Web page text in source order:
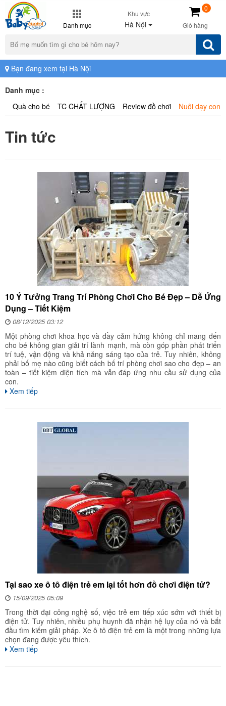
Danh mục
Khu vực
Hà Nội Giỏ hàng
0
Bạn đang xem tại Hà Nội
Danh mục :
Quà cho bé
TC CHẤT LƯỢNG Review đồ chơi Nuôi dạy con
Tin tức
10 Ý Tưởng Trang Trí Phòng Chơi Cho Bé Đẹp – Dễ Ứng
Dụng – Tiết Kiệm
08/12/2025 03:12
Một phòng chơi khoa học và đầy cảm hứng không chỉ mang đến
cho bé không gian giải trí lành mạnh, mà còn góp phần phát triển
trí tuệ, vận động và khả năng sáng tạo của trẻ. Tuy nhiên, không
phải bố mẹ nào cũng biết cách bố trí phòng chơi sao cho đẹp – an
toàn – tiết kiệm diện tích mà vẫn đáp ứng nhu cầu sử dụng của
con.
Xem tiếp
Tại sao xe ô tô điện trẻ em lại tốt hơn đồ chơi điện tử?
15/09/2025 05:09
Trong thời đại công nghệ số, việc trẻ em tiếp xúc sớm với thiết bị
điện tử. Tuy nhiên, nhiều phụ huynh đã nhận hệ lụy của nó và bắt
đầu tìm kiếm giải pháp. Xe ô tô điện trẻ em là một trong những lựa
chọn đang được yêu thích.
Xem tiếp